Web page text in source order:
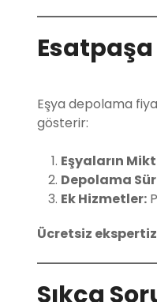
Eşya depolama
gösterir:
Eşyaların
Depolama
Ek Hizmetler:
Ücretsiz
Sıkça